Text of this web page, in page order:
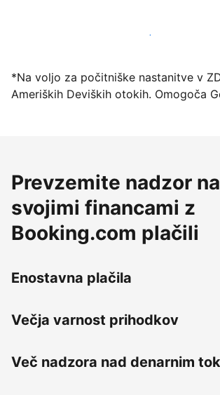
Danes ponudite nastanitev prek
*Na voljo za počitniške nastanitve v
Ameriških Deviških otokih. Omogoča
Prevzemite nadzor
svojimi financami z
Booking.com plačili
Enostavna plačila
Večja varnost prihodkov
Več nadzora nad denarnim